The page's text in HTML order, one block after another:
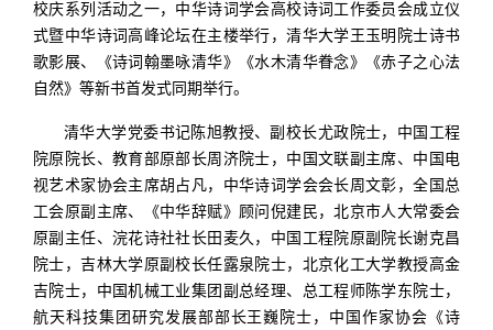
校庆系列活动之一，中华诗词学会高校诗词工作委员会成立仪
式暨中华诗词高峰论坛在主楼举行，清华大学王玉明院士诗书
歌影展、《诗词翰墨咏清华》《水木清华眷念》《赤子之心法
自然》等新书首发式同期举行。
清华大学党委书记陈旭教授、副校长尤政院士，中国工程
院原院长、教育部原部长周济院士，中国文联副主席、中国电
视艺术家协会主席胡占凡，中华诗词学会会长周文彰，全国总
工会原副主席、《中华辞赋》顾问倪建民，北京市人大常委会
原副主任、浣花诗社社长田麦久，中国工程院原副院长谢克昌
院士，吉林大学原副校长任露泉院士，北京化工大学教授高金
吉院士，中国机械工业集团副总经理、总工程师陈学东院士，
航天科技集团研究发展部部长王巍院士，中国作家协会《诗